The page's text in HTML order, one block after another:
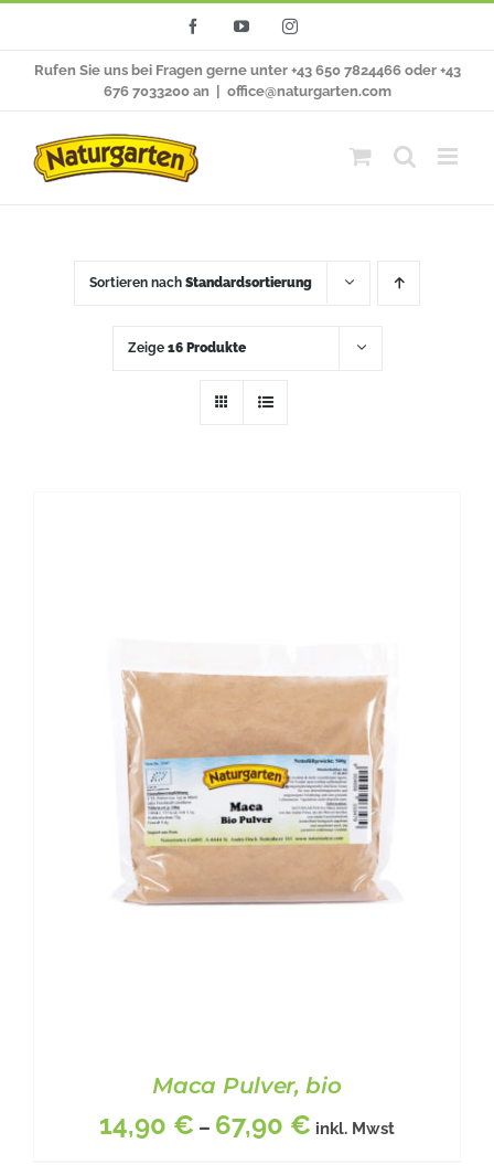
FacebookYouTubeInstagram
Rufen Sie uns bei Fragen gerne unter +43 650 7824466 oder +43
676 7033200 an
office@naturgarten.com
Sortieren nach Standardsortierung
Zeige 16 Produkte
Maca Pulver, bio
14,90 € – 67,90 € inkl. Mwst